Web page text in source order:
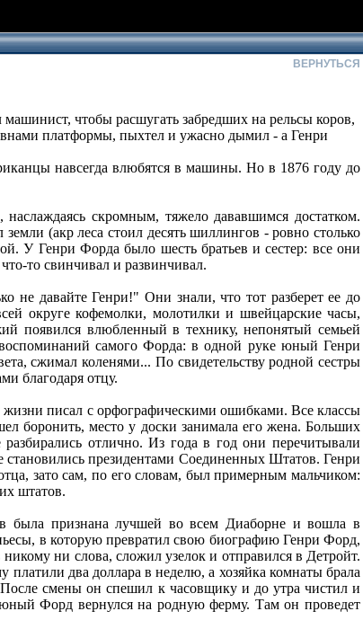
ВЕРНУТЬСЯ
чтобы расшугать забредших на рельсы коров,
платформы, пыхтел и ужасно дымил - а Генри
навсегда влюбятся в машины. Но в 1876 году до
скромным, тяжело дававшимся достатком.
(акр леса стоил десять шиллингов - ровно столько
У Генри Форда было шесть братьев и сестер: все они
то свинчивал и развинчивал.
не давайте Генри!" Они знали, что тот разберет ее до
округе кофемолки, молотилки и швейцарские часы,
появился влюбленный в технику, непонятый семьей
самого Форда: в одной руке юный Генри
сжимал коленями... По свидетельству родной сестры
благодаря отцу.
жизни писал с орфографическими ошибками. Все классы
боронить, место у доски занимала его жена. Больших
отлично. Из года в год они перечитывали
президентами Соединенных Штатов. Генри
зато сам, по его словам, был примерным мальчиком:
штатов.
была признана лучшей во всем Диаборне и вошла в
в которую превратил свою биографию Генри Форд,
ни слова, сложил узелок и отправился в Детройт.
два доллара в неделю, а хозяйка комнаты брала
смены он спешил к часовщику и до утра чистил и
Форд вернулся на родную ферму. Там он проведет